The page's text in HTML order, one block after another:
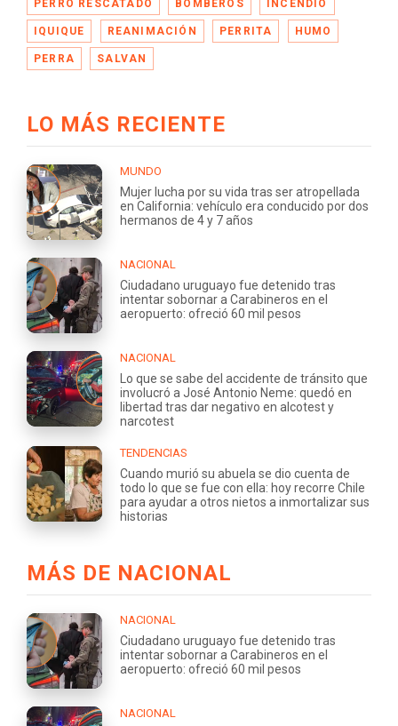
PERRO RESCATADO BOMBEROS INCENDIO
IQUIQUE REANIMACIÓN PERRITA HUMO
PERRA SALVAN
LO MÁS RECIENTE
MUNDO
Mujer lucha por su vida tras ser atropellada
en California: vehículo era conducido por dos
hermanos de 4 y 7 años
NACIONAL
Ciudadano uruguayo fue detenido tras
intentar sobornar a Carabineros en el
aeropuerto: ofreció 60 mil pesos
NACIONAL
Lo que se sabe del accidente de tránsito que
involucró a José Antonio Neme: quedó en
libertad tras dar negativo en alcotest y
narcotest
TENDENCIAS
Cuando murió su abuela se dio cuenta de
todo lo que se fue con ella: hoy recorre Chile
para ayudar a otros nietos a inmortalizar sus
historias
MÁS DE NACIONAL
NACIONAL
Ciudadano uruguayo fue detenido tras
intentar sobornar a Carabineros en el
aeropuerto: ofreció 60 mil pesos
NACIONAL